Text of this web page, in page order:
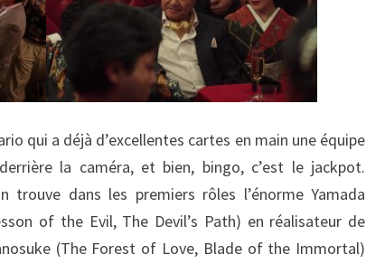
qui a déjà d’excellentes cartes en main une équipe
la caméra, et bien, bingo, c’est le jackpot.
trouve dans les premiers rôles l’énorme Yamada
of the Evil, The Devil’s Path) en réalisateur de
(The Forest of Love, Blade of the Immortal)